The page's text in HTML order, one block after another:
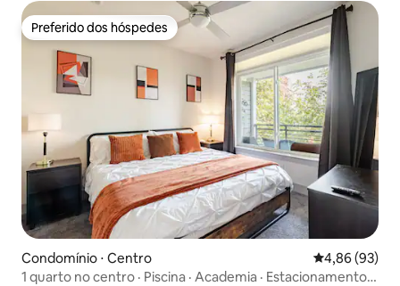
Preferido dos hóspedes
Preferido dos hóspedes
Condomínio ⋅ Centro 4,86 de uma
4,86 (93)
1 quarto no centro · Piscina · Academia · Estacionamento